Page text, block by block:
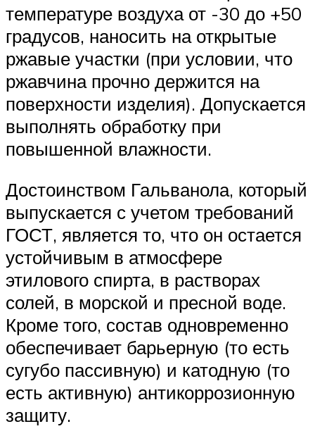
температуре воздуха от -30 до +50
градусов, наносить на открытые
ржавые участки (при условии, что
ржавчина прочно держится на
поверхности изделия). Допускается
выполнять обработку при
повышенной влажности.
Достоинством Гальванола, который
выпускается с учетом требований
ГОСТ, является то, что он остается
устойчивым в атмосфере
этилового спирта, в растворах
солей, в морской и пресной воде.
Кроме того, состав одновременно
обеспечивает барьерную (то есть
сугубо пассивную) и катодную (то
есть активную) антикоррозионную
защиту.